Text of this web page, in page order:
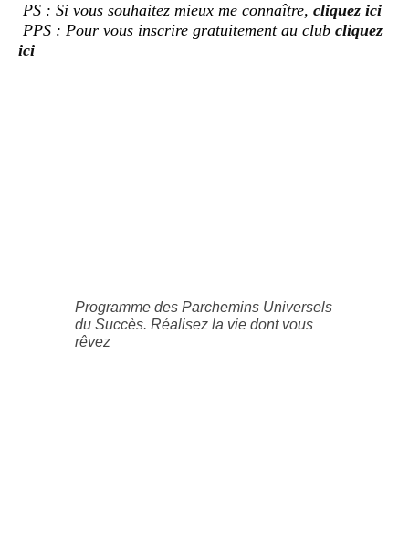
PS : Si vous souhaitez mieux me connaître, cliquez ici
PPS : Pour vous inscrire gratuitementau club cliquez
ici
Programme des Parchemins Universels
du Succès. Réalisez la vie dont vous
rêvez